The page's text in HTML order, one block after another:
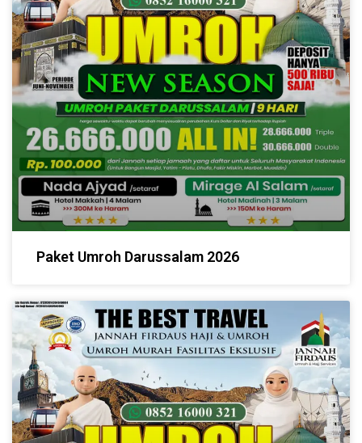
Paket Umroh Darussalam 2026